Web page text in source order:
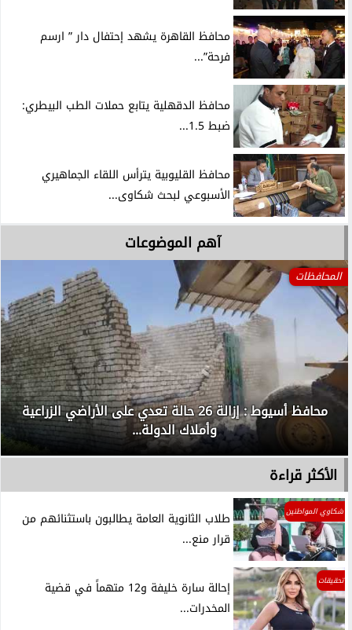
محافظ القاهرة يشهد إحتفال دار ” ارسم
فرحة”...
محافظ الدقهلية يتابع حملات الطب البيطري:
ضبط 1.5...
محافظ القليوبية يترأس اللقاء الجماهيري
الأسبوعي لبحث شكاوى...
آهم الموضوعات
المحافظات
محافظ أسيوط : إزالة 26 حالة تعدي على الأراضي الزراعية
وأملاك الدولة...
الأكثر قراءة
شكاوي المواطنين
طلاب الثانوية العامة يطالبون باستثنائهم من
قرار منع...
تحقيقات
إحالة سارة خليفة و12 متهماً في قضية
المخدرات...